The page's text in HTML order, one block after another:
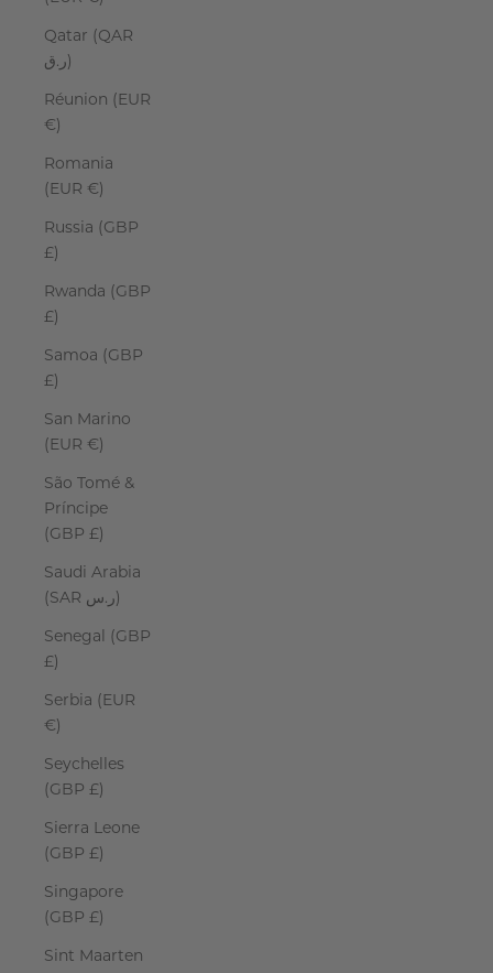
Qatar (QAR
ر.ق)
Réunion (EUR
€)
Romania
(EUR €)
Russia (GBP
£)
Rwanda (GBP
£)
Samoa (GBP
£)
San Marino
(EUR €)
São Tomé &
Príncipe
(GBP £)
Saudi Arabia
(SAR ر.س)
Senegal (GBP
£)
Serbia (EUR
€)
Seychelles
(GBP £)
Sierra Leone
(GBP £)
Singapore
(GBP £)
Sint Maarten